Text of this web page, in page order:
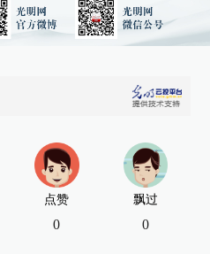
点赞
0
飘过
0